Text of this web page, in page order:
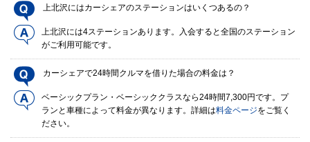
上北沢にはカーシェアのステーションはいくつあるの？
上北沢には4ステーションあります。入会すると全国のステーション
がご利用可能です。
カーシェアで24時間クルマを借りた場合の料金は？
ベーシックプラン・ベーシッククラスなら24時間7,300円です。プ
ランと車種によって料金が異なります。詳細は料金ページをご覧く
ださい。